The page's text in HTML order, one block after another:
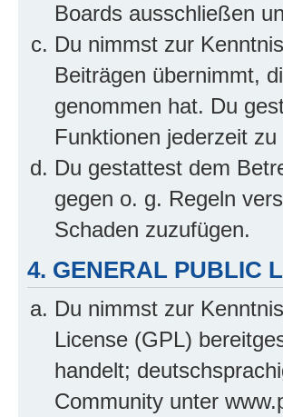
Boards ausschließen
Du nimmst zur
Beiträgen übernimmt,
genommen hat. Du
Funktionen jederzeit
Du gestattest dem
gegen o. g. Regeln
Schaden zuzufügen.
4. GENERAL PUBLIC
Du nimmst zur
License (GPL)
handelt;
Community unter